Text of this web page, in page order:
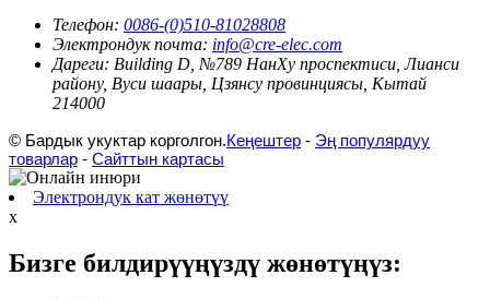
Телефон: 0086-(0)510-81028808
Электрондук почта: info@cre-elec.com
Дареги: Building D, №789 НанХу проспектиси, Лианси
району, Вуси шаары, Цзянсу провинциясы, Кытай
214000
© Бардык укуктар корголгон.Кеңештер - Эң популярдуу
товарлар - Сайттын картасы
Электрондук кат жөнөтүү
x
Бизге билдирүүңүздү жөнөтүңүз: